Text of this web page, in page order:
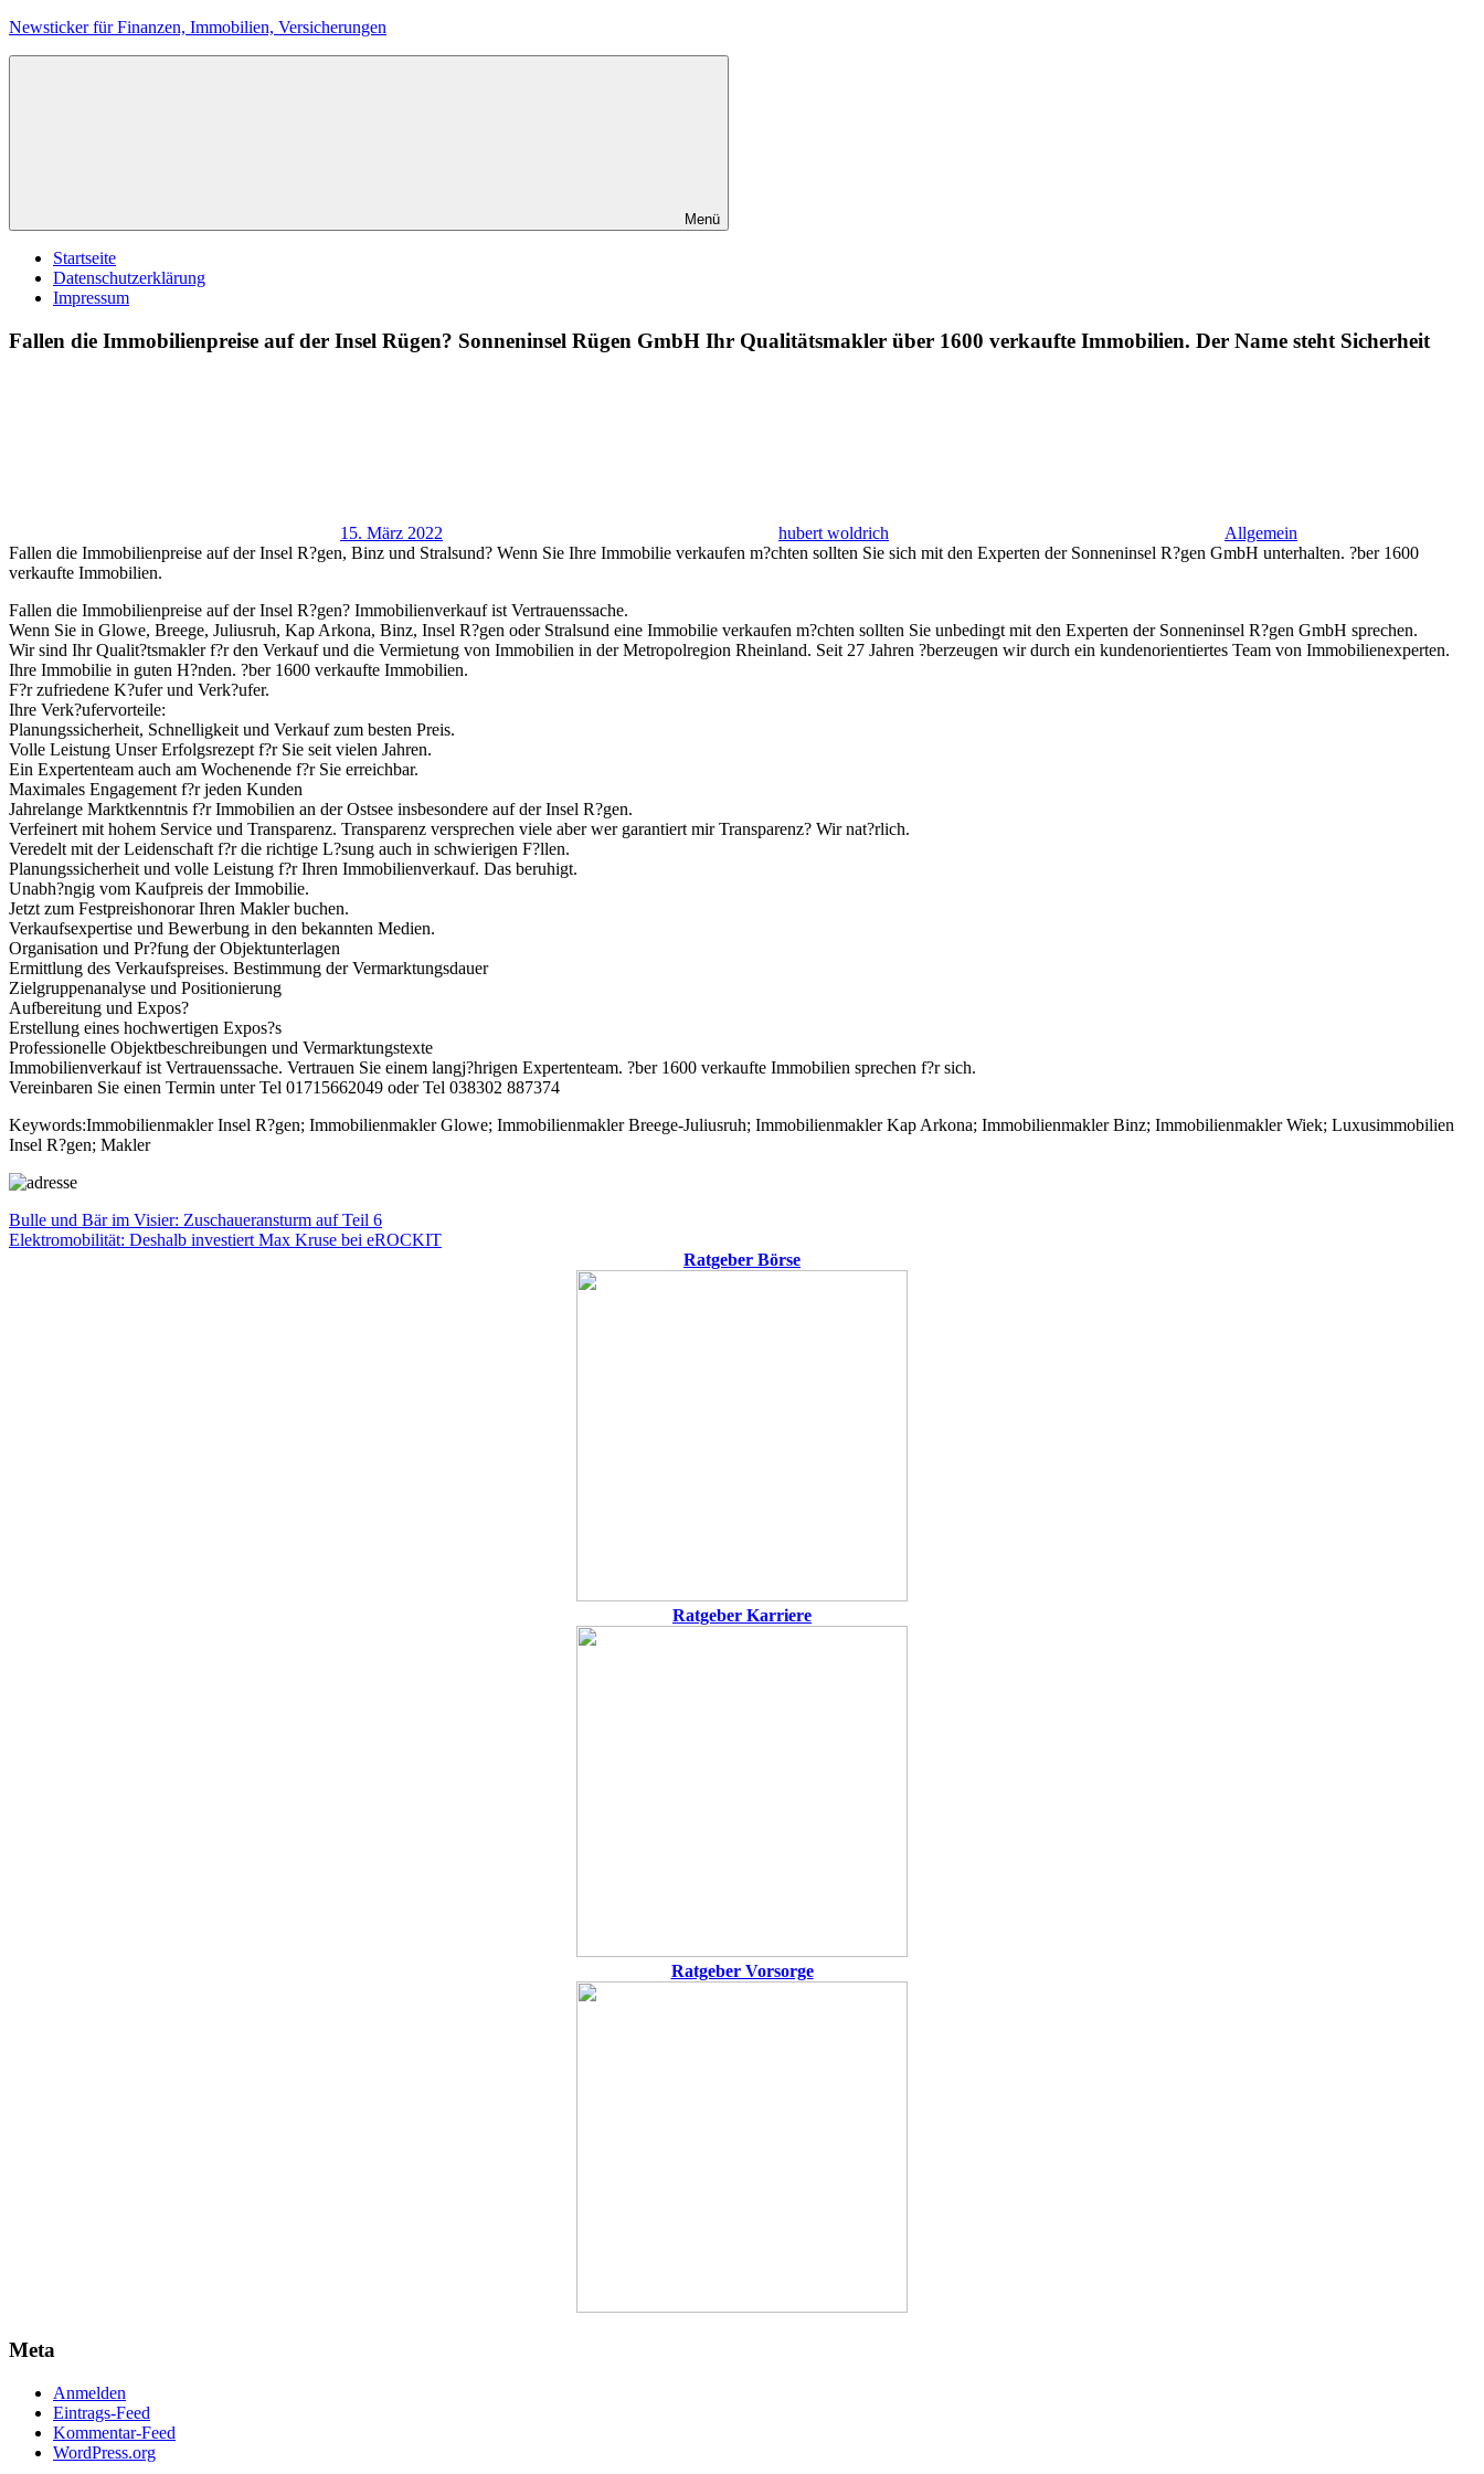
Zum
Newsticker für Finanzen, Immobilien, Versicherungen
Menü
Startseite
Datenschutzerklärung
Impressum
Fallen die Immobilienpreise auf der Insel Rügen? Sonneninsel Rügen GmbH Ihr Qualitätsmakler über 1600 verkaufte Immobilien. Der Name steht Sicherheit
15. März 2022 hubert woldrich
Allgemein
Fallen die Immobilienpreise auf der Insel R?gen, Binz und Stralsund? Wenn Sie Ihre Immobilie verkaufen m?chten sollten Sie sich mit den Experten der Sonneninsel R?gen GmbH unterhalten. ?ber 1600
verkaufte Immobilien.
Fallen die Immobilienpreise auf der Insel R?gen? Immobilienverkauf ist Vertrauenssache.
Wenn Sie in Glowe, Breege, Juliusruh, Kap Arkona, Binz, Insel R?gen oder Stralsund eine Immobilie verkaufen m?chten sollten Sie unbedingt mit den Experten der Sonneninsel R?gen GmbH sprechen.
Wir sind Ihr Qualit?tsmakler f?r den Verkauf und die Vermietung von Immobilien in der Metropolregion Rheinland. Seit 27 Jahren ?berzeugen wir durch ein kundenorientiertes Team von Immobilienexperten.
Ihre Immobilie in guten H?nden. ?ber 1600 verkaufte Immobilien.
F?r zufriedene K?ufer und Verk?ufer.
Ihre Verk?ufervorteile:
Planungssicherheit, Schnelligkeit und Verkauf zum besten Preis.
Volle Leistung Unser Erfolgsrezept f?r Sie seit vielen Jahren.
Ein Expertenteam auch am Wochenende f?r Sie erreichbar.
Maximales Engagement f?r jeden Kunden
Jahrelange Marktkenntnis f?r Immobilien an der Ostsee insbesondere auf der Insel R?gen.
Verfeinert mit hohem Service und Transparenz. Transparenz versprechen viele aber wer garantiert mir Transparenz? Wir nat?rlich.
Veredelt mit der Leidenschaft f?r die richtige L?sung auch in schwierigen F?llen.
Planungssicherheit und volle Leistung f?r Ihren Immobilienverkauf. Das beruhigt.
Unabh?ngig vom Kaufpreis der Immobilie.
Jetzt zum Festpreishonorar Ihren Makler buchen.
Verkaufsexpertise und Bewerbung in den bekannten Medien.
Organisation und Pr?fung der Objektunterlagen
Ermittlung des Verkaufspreises. Bestimmung der Vermarktungsdauer
Zielgruppenanalyse und Positionierung
Aufbereitung und Expos?
Erstellung eines hochwertigen Expos?s
Professionelle Objektbeschreibungen und Vermarktungstexte
Immobilienverkauf ist Vertrauenssache. Vertrauen Sie einem langj?hrigen Expertenteam. ?ber 1600 verkaufte Immobilien sprechen f?r sich.
Vereinbaren Sie einen Termin unter Tel 01715662049 oder Tel 038302 887374
Keywords:Immobilienmakler Insel R?gen; Immobilienmakler Glowe; Immobilienmakler Breege-Juliusruh; Immobilienmakler Kap Arkona; Immobilienmakler Binz; Immobilienmakler Wiek; Luxusimmobilien
Insel R?gen; Makler
Beitragsnavigation
Vorheriger
Beitrag:
Bulle und Bär im Visier: Zuschaueransturm auf Teil 6
Nächster
Elektromobilität: Deshalb investiert Max Kruse bei eROCKIT
Ratgeber Börse
Ratgeber Karriere
Ratgeber Vorsorge
Meta
Anmelden
Eintrags-Feed
Kommentar-Feed
WordPress.org